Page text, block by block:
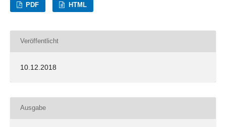
PDF HTML
Veröffentlicht
10.12.2018
Ausgabe